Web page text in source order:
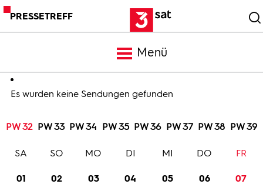
PRESSETREFF
Menü
Meldungen
Programm
Es wurden keine Sendungen gefunden
PW 32 PW 33 PW 34 PW 35 PW 36 PW 37 PW 38 PW 39
01
SA
02
SO
03
MO
04
DI
05
MI
06
DO
07
FR